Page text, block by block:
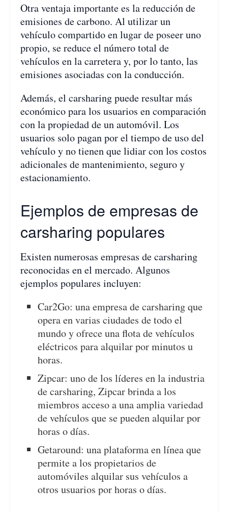
Otra ventaja importante es la reducción de
emisiones de carbono. Al utilizar un
vehículo compartido en lugar de poseer uno
propio, se reduce el número total de
vehículos en la carretera y, por lo tanto, las
emisiones asociadas con la conducción.
Además, el carsharing puede resultar más
económico para los usuarios en comparación
con la propiedad de un automóvil. Los
usuarios solo pagan por el tiempo de uso del
vehículo y no tienen que lidiar con los costos
adicionales de mantenimiento, seguro y
estacionamiento.
Ejemplos de empresas de
carsharing populares
Existen numerosas empresas de carsharing
reconocidas en el mercado. Algunos
ejemplos populares incluyen:
Car2Go: una empresa de carsharing que
opera en varias ciudades de todo el
mundo y ofrece una flota de vehículos
eléctricos para alquilar por minutos u
horas.
Zipcar: uno de los líderes en la industria
de carsharing, Zipcar brinda a los
miembros acceso a una amplia variedad
de vehículos que se pueden alquilar por
horas o días.
Getaround: una plataforma en línea que
permite a los propietarios de
automóviles alquilar sus vehículos a
otros usuarios por horas o días.